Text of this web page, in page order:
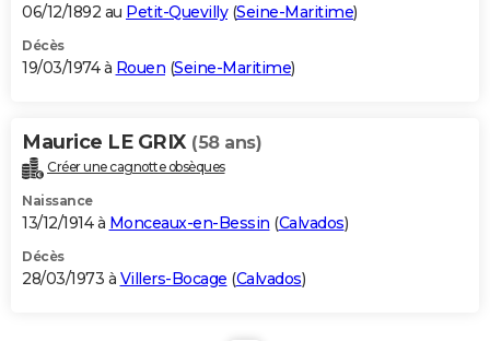
06/12/1892 au Petit-Quevilly(Seine-Maritime)
Décès
19/03/1974 à Rouen (Seine-Maritime)
Maurice LE GRIX (58 ans)
Créer une cagnotte obsèques
Naissance
13/12/1914 à Monceaux-en-Bessin (Calvados)
Décès
28/03/1973 à Villers-Bocage (Calvados)